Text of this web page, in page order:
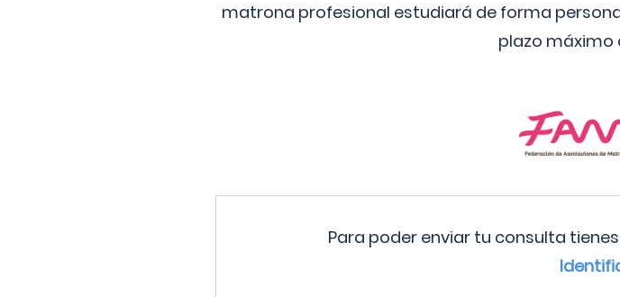
matrona profesional estudiará de forma
plazo máximo
Para poder enviar tu consulta tienes